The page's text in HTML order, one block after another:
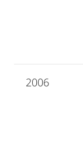
2006